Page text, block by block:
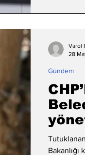
Bakanlığı
Gündem
Varol
28